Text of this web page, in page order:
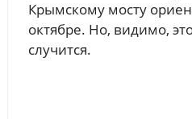
Крымскому мосту
октябре. Но, видимо,
случится.